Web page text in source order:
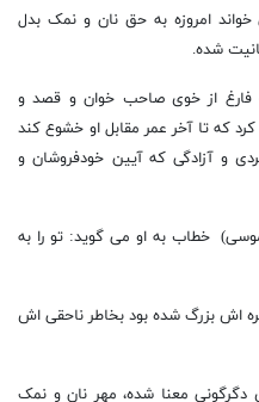
امروزه به حق نان و نمک بدل
شده.
فارغ از خوی صاحب خوان و قصد و
که تا آخر عمر مقابل او خشوع کند
و آزادگی که آیین خودفروشان و
خطاب به او می گوید: تو را به
اش بزرگ شده بود بخاطر ناحقی اش
معنا شده، مهر نان و نمک